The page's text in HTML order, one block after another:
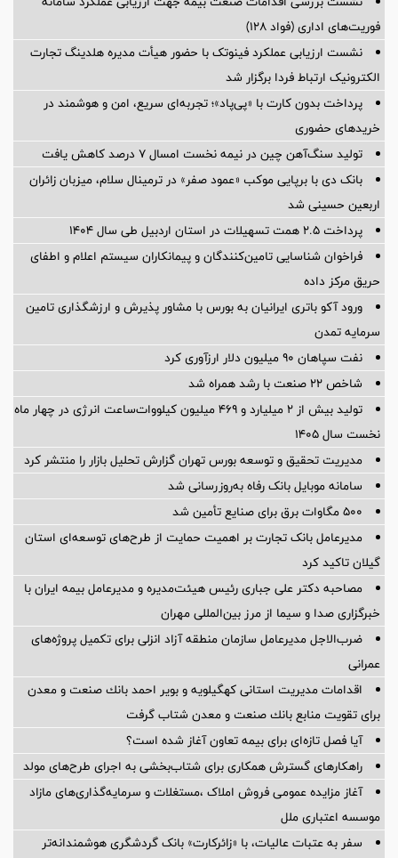
فوریت‌های اداری (فواد ۱۲۸)
نشست ارزیابی عملکرد فینوتک با حضور هیأت‌ مدیره هلدینگ تجارت
الکترونیک ارتباط فردا برگزار شد
پرداخت بدون کارت با «پی‌پاد»؛ تجربه‌ای سریع، امن و هوشمند در
خریدهای حضوری
تولید سنگ‌آهن چین در نیمه نخست امسال ۷ درصد کاهش یافت
بانک دی با برپایی موکب «عمود صفر» در ترمینال سلام، میزبان زائران
اربعین حسینی شد
پرداخت ۲.۵ همت تسهیلات در استان اردبیل طی سال ۱۴۰۴
فراخوان شناسایی تامین‌کنندگان و پیمانکاران سیستم اعلام و اطفای
حریق مرکز داده
ورود آکو باتری ایرانیان به بورس با مشاور پذیرش و ارزشگذاری تامین
سرمایه تمدن
نفت سپاهان ۹۰ میلیون دلار ارزآوری کرد
شاخص ۲۲ صنعت با رشد همراه شد
تولید بیش از ۲ میلیارد و ۴۶۹ میلیون کیلووات‌ساعت انرژی در چهار ماه
نخست سال ۱۴۰۵
مدیریت تحقیق و توسعه‌ بورس تهران گزارش تحلیل بازار را منتشر کرد
سامانه موبایل بانک رفاه به‌روزرسانی شد
۵۰۰ مگاوات برق برای صنایع تأمین شد
مدیرعامل بانک تجارت بر اهمیت حمایت از طرح‌های توسعه‌ای استان
گیلان تاکید کرد
مصاحبه دکتر علی جباری رئیس هیئت‌مدیره و مدیرعامل بیمه ایران با
خبرگزاری صدا و سیما از مرز بین‌المللی مهران
ضرب‌الاجل مدیرعامل سازمان منطقه آزاد انزلی برای تكمیل پروژه‌های
عمرانی
اقدامات مدیریت استانی كهگیلویه و بویر احمد بانك صنعت و معدن
برای تقویت منابع بانك صنعت و معدن شتاب گرفت
آیا فصل تازه‌ای برای بیمه تعاون آغاز شده است؟
راهکارهای گسترش همکاری برای شتاب‌بخشی به اجرای طرح‌های مولد
آغاز مزایده عمومی فروش املاک ،مستغلات و سرمایه‌گذاری‌های مازاد
موسسه اعتباری ملل
سفر به عتبات عالیات، با «زائرکارت» بانک گردشگری هوشمندانه‌تر